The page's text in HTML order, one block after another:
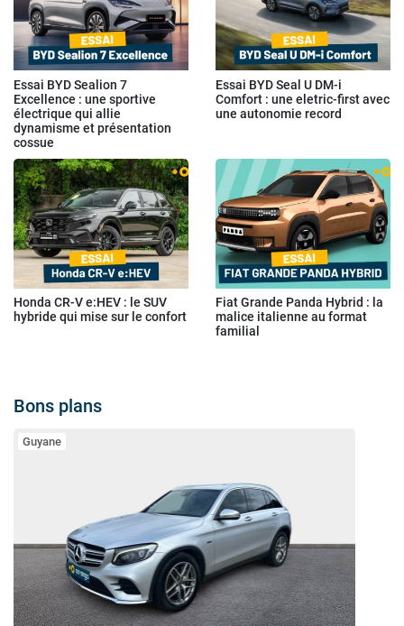
Essai BYD Sealion 7
Excellence : une sportive
électrique qui allie
dynamisme et présentation
cossue
Essai BYD Seal U DM-i
Comfort : une eletric-first avec
une autonomie record
Honda CR-V e:HEV : le SUV
hybride qui mise sur le confort
Fiat Grande Panda Hybrid : la
malice italienne au format
familial
Bons plans
Guyane